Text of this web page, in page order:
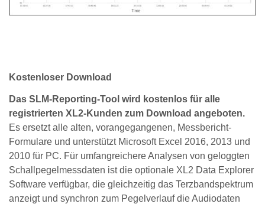
Kostenloser Download
Das SLM-Reporting-Tool wird kostenlos für alle
registrierten XL2-Kunden zum Download angeboten.
Es ersetzt alle alten, vorangegangenen, Messbericht-
Formulare und unterstützt Microsoft Excel 2016, 2013 und
2010 für PC. Für umfangreichere Analysen von geloggten
Schallpegelmessdaten ist die optionale XL2 Data Explorer
Software verfügbar, die gleichzeitig das Terzbandspektrum
anzeigt und synchron zum Pegelverlauf die Audiodaten